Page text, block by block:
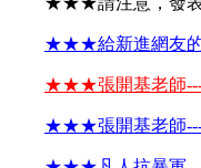
★★★給新進網友
★★★張開基老師
★★★張開基老師